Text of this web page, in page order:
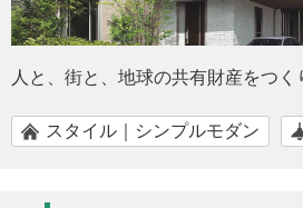
人と、街と、地球の共有財産をつ
スタイル｜シンプルモダン